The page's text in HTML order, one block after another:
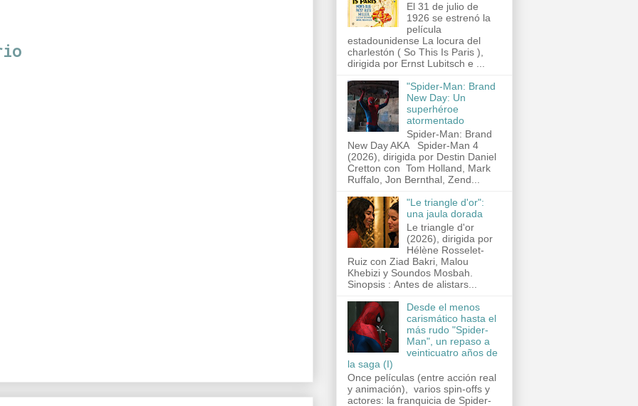
El 31 de julio de
1926 se estrenó la
película
estadounidense La locura del
charlestón ( So This Is Paris ),
dirigida por Ernst Lubitsch e ...
"Spider-Man: Brand
New Day: Un
superhéroe
atormentado
Spider-Man: Brand
New Day AKA Spider-Man 4
(2026), dirigida por Destin Daniel
Cretton con Tom Holland, Mark
Ruffalo, Jon Bernthal, Zend...
"Le triangle d'or":
una jaula dorada
Le triangle d'or
(2026), dirigida por
Hélène Rosselet-
Ruiz con Ziad Bakri, Malou
Khebizi y Soundos Mosbah.
Sinopsis : Antes de alistars...
Desde el menos
carismático hasta el
más rudo "Spider-
Man", un repaso a
veinticuatro años de
la saga (I)
Once películas (entre acción real
y animación), varios spin-offs y
actores: la franquicia de Spider-